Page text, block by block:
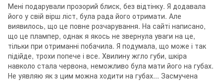
Мені подарували прозорий блиск, без відтінку. Я додавала
його у свій вірш ліст, була рада його отримати. Але
виявилось, що це повне розчарування. На сайті написано,
що це плампер, однак я якось не звернула уваги на це,
тільки при отриманні побачила. Я подумала, що може і так
підійде, трохи попече і все. Хвилину жгло губи, шкіра
навколо стала червона, неможливо була мати його на губах.
Не уявляю як з цим можна ходити на губах... Засмучена